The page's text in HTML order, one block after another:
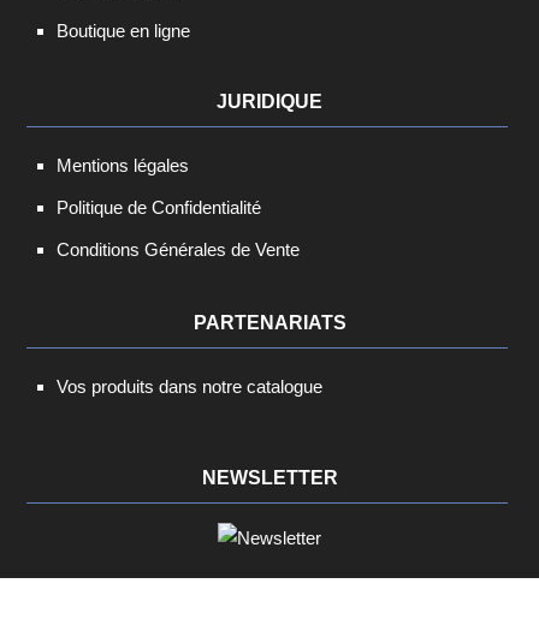
Boutique en ligne
JURIDIQUE
Mentions légales
Politique de Confidentialité
Conditions Générales de Vente
PARTENARIATS
Vos produits dans notre catalogue
NEWSLETTER